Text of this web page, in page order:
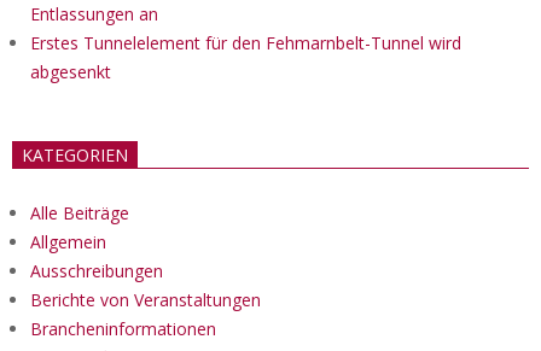
Entlassungen an
Erstes Tunnelelement für den Fehmarnbelt-Tunnel wird
abgesenkt
KATEGORIEN
Alle Beiträge
Allgemein
Ausschreibungen
Berichte von Veranstaltungen
Brancheninformationen